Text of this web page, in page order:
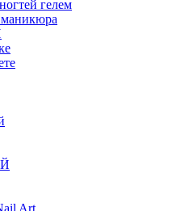
гелем
маникюра
Art